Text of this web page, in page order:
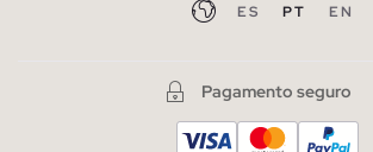
ES PT EN
Pagamento seguro